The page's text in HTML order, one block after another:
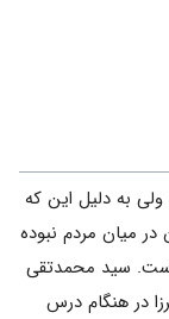
ولی به دلیل این که
در میان مردم نبوده
سید محمدتقی
در هنگام درس